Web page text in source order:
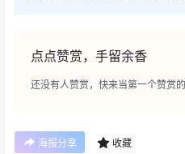
点点赞赏，手留余香
还没有人赞赏，快来当第一个赞赏的
海报分享 收藏